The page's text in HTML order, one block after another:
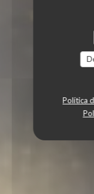
Política